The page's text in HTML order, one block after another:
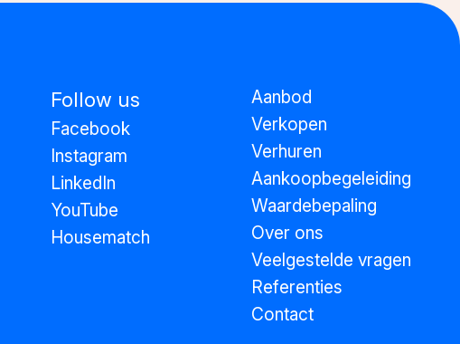
Follow us
Facebook
Instagram
LinkedIn
YouTube
Housematch
Aanbod
Verkopen
Verhuren
Aankoopbegeleiding
Waardebepaling
Over ons
Veelgestelde vragen
Referenties
Contact